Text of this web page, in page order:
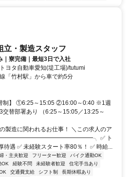
立・製造スタッフ
寮完備｜最短3日で入社
ヨタ自動車愛知(堤工場)/tutumi
「竹村駅」から車で約5分
制】 ①6:25～15:05 ②16:00～0:40 ※1週
替部署あり （6:25～15:05／13:25～
製造に関われるお仕事！ ＼この求人のア
╭━━━━━━━━━━━━━━━━━╮ ✅ ト
待遇 ✅ 未経験スタート率80％！ ✅ 時給...
・主夫歓迎 フリーター歓迎
バイク通勤OK
OK 経験不問 未経験者歓迎
住宅手当あり
交通費支給 シフト制
長期休暇あり